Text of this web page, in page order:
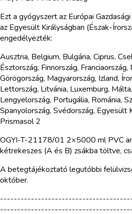
Ezt a gyógyszert az Európai
az Egyesült Királyságban (Észak-
engedélyezték:
Ausztria, Belgium, Bulgária, Ciprus,
Észtország, Finnország,
Görögország, Magyarország, Izland,
Lettország, Litvánia, Luxemburg,
Lengyelország, Portugália, Románia,
Spanyolország, Svédország, Egyesült
Prismasol 2
OGYI-T-21178/01 2×5000 ml PVC
kétrekeszes (A és B) zsákba töltve,
A betegtájékoztató legutóbbi
október.